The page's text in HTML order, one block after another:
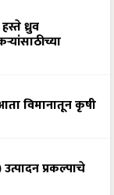
ध्रुव
विमानातून कृषी
उत्पादन प्रकल्पाचे